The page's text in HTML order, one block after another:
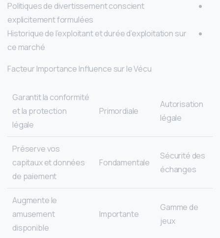
Politiques de divertissement conscient
explicitement formulées
Historique de l’exploitant et durée d’exploitation sur
ce marché
Facteur Importance Influence sur le Vécu
Autorisation
légale
Primordiale
Garantit la conformité
et la protection
légale
Sécurité des
échanges
Fondamentale
Préserve vos
capitaux et données
de paiement
Gamme de
jeux
Importante
Augmente le
amusement
disponible